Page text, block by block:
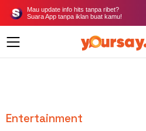
Mau update info hits tanpa ribet?
Suara App tanpa iklan buat kamu!
Entertainment